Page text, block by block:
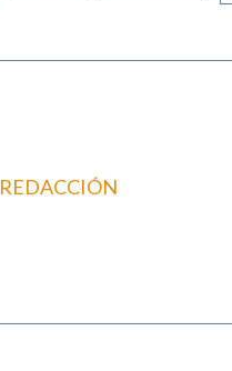
REDACCIÓN